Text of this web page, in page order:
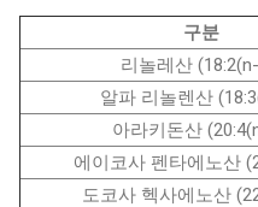
구분
리놀레산
알파 리놀렌산
아라키돈산
에이코사 펜타에노산
도코사 헥사에노산